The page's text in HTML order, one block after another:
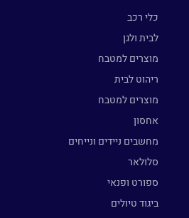
כלי רכב
לבית ולגן
מוצרים למטבח
ריהוט לבית
מוצרים למטבח
אחסון
מחשבים ניידים ונייחים
סלולאר
ספורט ופנאי
ביגוד טיולים